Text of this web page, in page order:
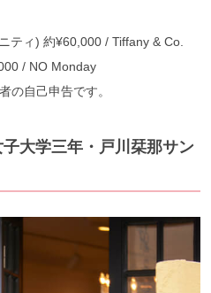
ティ) 約¥60,000 / Tiffany & Co.
/ NO Monday
の自己申告です。
大学三年・戸川栞那サン